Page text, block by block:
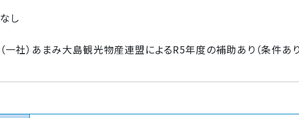
なし
（一社）あまみ大島観光物産連盟によるR5年度の補助あり（条件あ